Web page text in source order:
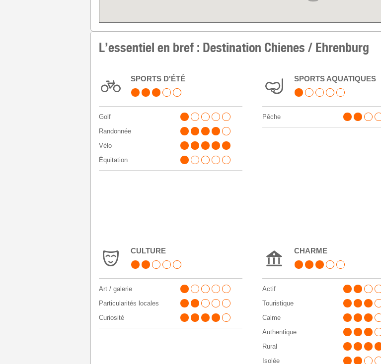
L’essentiel en bref : Destination Chienes / Ehrenburg
SPORTS D'ÉTÉ
Golf
Randonnée
Vélo
Équitation
SPORTS AQUATIQUES
Pêche
CULTURE
Art / galerie
Particularités locales
Curiosité
CHARME
Actif
Touristique
Calme
Authentique
Rural
Isolée